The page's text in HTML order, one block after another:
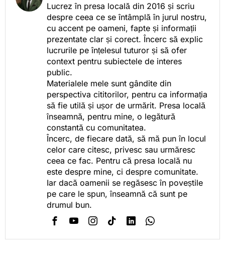
Lucrez în presa locală din 2016 și scriu
despre ceea ce se întâmplă în jurul nostru,
cu accent pe oameni, fapte și informații
prezentate clar și corect. Încerc să explic
lucrurile pe înțelesul tuturor și să ofer
context pentru subiectele de interes
public.
Materialele mele sunt gândite din
perspectiva cititorilor, pentru ca informația
să fie utilă și ușor de urmărit. Presa locală
înseamnă, pentru mine, o legătură
constantă cu comunitatea.
Încerc, de fiecare dată, să mă pun în locul
celor care citesc, privesc sau urmăresc
ceea ce fac. Pentru că presa locală nu
este despre mine, ci despre comunitate.
Iar dacă oamenii se regăsesc în poveștile
pe care le spun, înseamnă că sunt pe
drumul bun.